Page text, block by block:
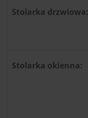
Stolarka drzwiowa:
Stolarka okienna: